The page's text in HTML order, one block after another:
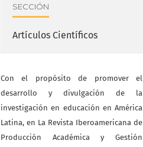
SECCIÓN
Artículos Científicos
Con el propósito de promover el
desarrollo y divulgación de la
investigación en educación en América
Latina, en La Revista Iberoamericana de
Producción Académica y Gestión